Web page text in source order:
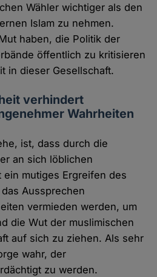
Wähler wichtiger als den
Islam zu nehmen.
haben, die Politik der
öffentlich zu kritisieren
in dieser Gesellschaft.
verhindert
Wahrheiten
ist, dass durch die
an sich löblichen
mutiges Ergreifen des
Aussprechen
vermieden werden, um
die Wut der muslimischen
auf sich zu ziehen. Als sehr
wahr, der
zu werden.